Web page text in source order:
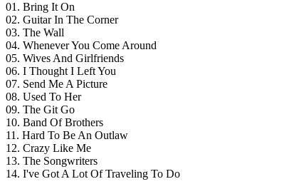
01. Bring It On
02. Guitar In The Corner
03. The Wall
04. Whenever You Come Around
05. Wives And Girlfriends
06. I Thought I Left You
07. Send Me A Picture
08. Used To Her
09. The Git Go
10. Band Of Brothers
11. Hard To Be An Outlaw
12. Crazy Like Me
13. The Songwriters
14. I've Got A Lot Of Traveling To Do